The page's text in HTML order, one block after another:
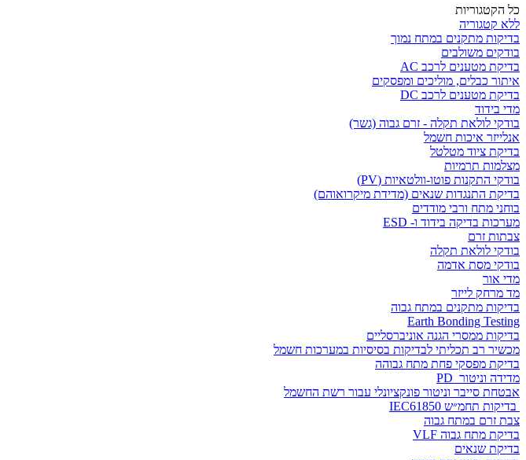
כל הקטגוריות
ללא קטגוריה
בדיקות מתקנים במתח נמוך
בודקים משולבים
בדיקת מטענים לרכב AC
איתור כבלים, מוליכים ומפסקים
בדיקת מטענים לרכב DC
מדי בידוד
בודקי לולאת תקלה - זרם גבוה (גשר)
אנלייזר איכות חשמל
בדיקת ציוד מטלטל
מצלמות תרמיות
בודקי התקנות פוטו-וולטאיות (PV)
בדיקת התנגדות שנאים (מדידת מיקרואוהם)
בוחני מתח ורבי מודדים
מערכות בדיקה בידוד ו- ESD
צבתות זרם
בודקי לולאת תקלה
בודקי מסת אדמה
מדי אור
מד מרחק לייזר
בדיקות מתקנים במתח גבוה
Earth Bonding Testing
בדיקות ממסרי הגנה אוניברסליים
מכשיר רב תכליתי לבדיקות בסיסיות במערכות חשמל
בדיקת מפסקי פחת מתח גבוהה
מדידה וניטור PD
אבטחת סייבר וניטור פונקציונלי עבור רשת החשמל
בדיקות תחמ״ש IEC61850
צבת זרם במתח גבוה
בדיקת מתח גבוה VLF
בדיקת שנאים